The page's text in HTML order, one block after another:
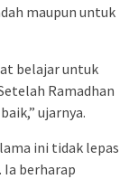
maupun untuk
belajar untuk
Ramadhan
ujarnya.
ini tidak lepas
berharap